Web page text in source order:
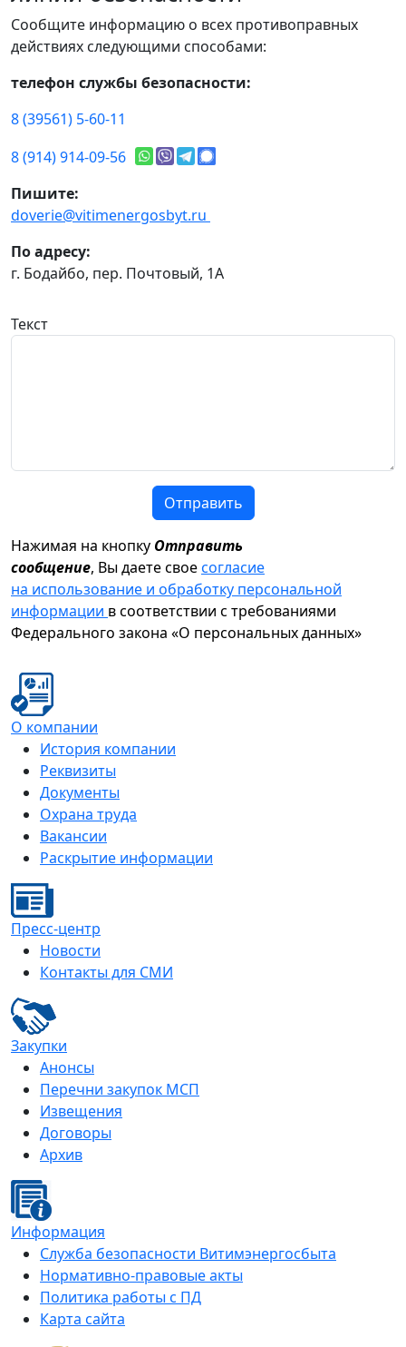
Сообщите информацию о всех противоправных
действиях следующими способами:
телефон службы безопасности:
8 (39561) 5-60-11
8 (914) 914-09-56
Пишите:
doverie@vitimenergosbyt.ru
По адресу:
г. Бодайбо, пер. Почтовый, 1А
Текст
Отправить
Нажимая на кнопку Отправить
сообщение, Вы даете своесогласие
на использование и обработку персональной
информации в соответствии с требованиями
Федерального закона «О персональных данных»
О компании
История компании
Реквизиты
Документы
Охрана труда
Вакансии
Раскрытие информации
Пресс-центр
Новости
Контакты для СМИ
Закупки
Анонсы
Перечни закупок МСП
Извещения
Договоры
Архив
Информация
Служба безопасности Витимэнергосбыта
Нормативно-правовые акты
Политика работы с ПД
Карта сайта